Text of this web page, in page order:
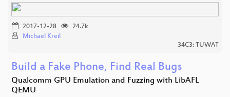
2017-12-28
24.7k
Michael Kreil
34C3: TUWAT
Build a Fake Phone, Find Real Bugs
Qualcomm GPU Emulation and Fuzzing with LibAFL
QEMU